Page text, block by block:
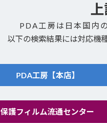
PDA工房は日本国内
以下の検索結果には対応機
PDA工房【本店】
保護フィルム流通センター